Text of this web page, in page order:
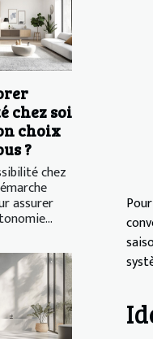
chez soi
choix
?
chez
assurer